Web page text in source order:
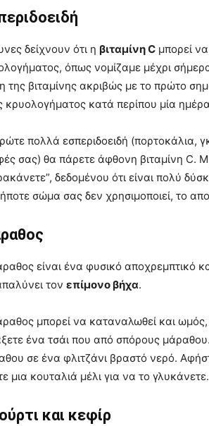
δείχνουν ότι η βιταμίνη C μπορεί
όπως νομίζαμε μέχρι
της βιταμίνης ακριβώς με το πρώτο
κρυολογήματος κατά περίπου μία
πολλά εσπεριδοειδή (πορτοκάλια,
σας) θα πάρετε άφθονη βιταμίνη C.
δεδομένου ότι είναι πολύ
σώμα σας δεν χρησιμοποιεί, το
είναι ένα φυσικό αποχρεμπτικό
τον επίμονο βήχα.
μπορεί να καταναλωθεί και
ένα τσάι που από σπόρους
σε ένα φλιτζάνι βραστό νερό.
μια κουταλιά μέλι για να το γλυκάνετε.
και κεφίρ